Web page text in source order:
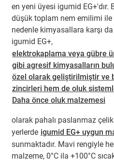
en yeni üyesi igumid EG+'dır.
düşük toplam nem emilimi ile
nedenle kimyasallara karşı da
igumid EG+,
elektrokaplama veya gübre
gibi agresif kimyasalların
özel olarak geliştirilmiştir ve
zincirleri hem de oluk
Daha önce oluk malzemesi
olarak pahalı paslanmaz
yerlerde igumid EG+ uygun
sunmaktadır. Mavi rengiyle
malzeme, 0°C ila +100°C